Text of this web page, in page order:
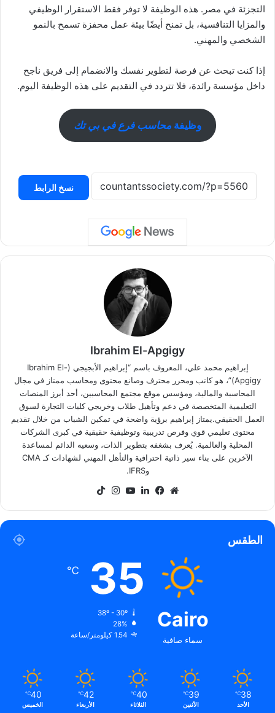
التجزئة في مصر. هذه الوظيفة لا توفر فقط الاستقرار الوظيفي
والمزايا التنافسية، بل تمنح أيضًا بيئة عمل محفزة تسمح بالنمو
الشخصي والمهني.
إذا كنت تبحث عن فرصة لتطوير نفسك والانضمام إلى فريق ناجح
داخل مؤسسة رائدة، فلا تتردد في التقديم على هذه الوظيفة اليوم.
وظيفة محاسب فرع في بي تك
نسخ الرابط
Ibrahim El-Apgigy
إبراهيم محمد علي، المعروف باسم “إبراهيم الأبجيجي (Ibrahim El-
Apgigy)”، هو كاتب ومحرر محترف وصانع محتوى ومحاسب ممتاز في مجال
المحاسبة والمالية، ومؤسس موقع مجتمع المحاسبين، أحد أبرز المنصات
التعليمية المتخصصة في دعم وتأهيل طلاب وخريجي كليات التجارة لسوق
العمل الحقيقي.يمتاز إبراهيم برؤية واضحة في تمكين الشباب من خلال تقديم
محتوى تعليمي قوي وفرص تدريبية وتوظيفية حقيقية في كبرى الشركات
المحلية والعالمية. يُعرف بشغفه بتطوير الذات، وسعيه الدائم لمساعدة
الآخرين على بناء سير ذاتية احترافية والتأهل المهني لشهادات كـ CMA
وIFRS.
موقعفيسبوكلينكدإن‫YouTube
انستقرام
الطقس
Cairo
سماء صافية
35
℃
38º - 30º
28%
1.54 كيلومتر/ساعة
38
℃
الأحد
39
℃
الأثنين
40
℃
الثلاثاء
42
℃
الأربعاء
40
℃
الخميس